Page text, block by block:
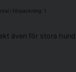
i förpackning: 1
även för stora